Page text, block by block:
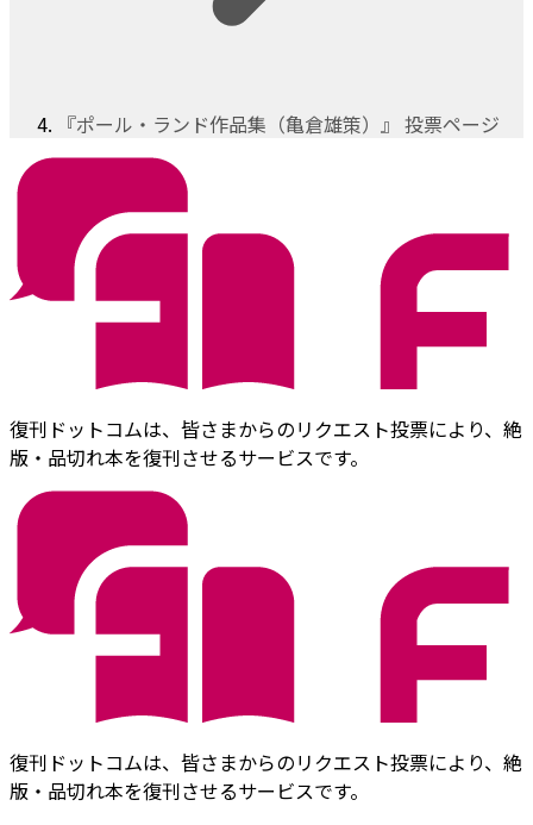
『ポール・ランド作品集（亀倉雄策）』 投票ページ
復刊ドットコムは、皆さまからのリクエスト投票により、絶
版・品切れ本を復刊させるサービスです。
復刊ドットコムは、皆さまからのリクエスト投票により、絶
版・品切れ本を復刊させるサービスです。